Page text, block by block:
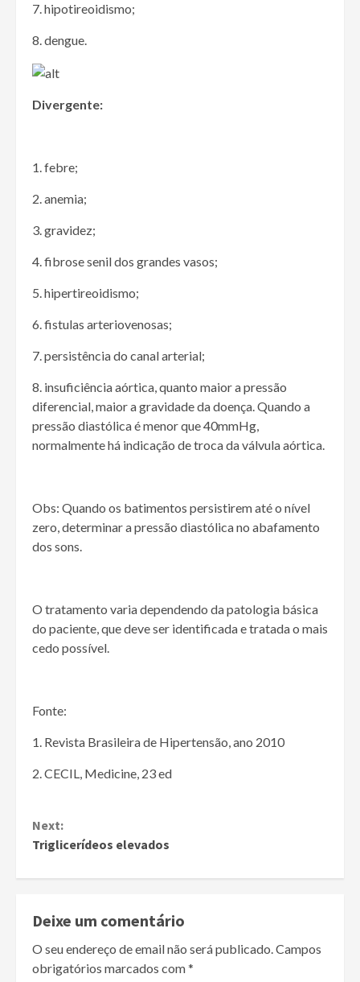
7. hipotireoidismo;
8. dengue.
Divergente:
1. febre;
2. anemia;
3. gravidez;
4. fibrose senil dos grandes vasos;
5. hipertireoidismo;
6. fistulas arteriovenosas;
7. persistência do canal arterial;
8. insuficiência aórtica, quanto maior a pressão
diferencial, maior a gravidade da doença. Quando a
pressão diastólica é menor que 40mmHg,
normalmente há indicação de troca da válvula aórtica.
Obs: Quando os batimentos persistirem até o nível
zero, determinar a pressão diastólica no abafamento
dos sons.
O tratamento varia dependendo da patologia básica
do paciente, que deve ser identificada e tratada o mais
cedo possível.
Fonte:
1. Revista Brasileira de Hipertensão, ano 2010
2. CECIL, Medicine, 23 ed
Continue
Reading
Next:
Triglicerídeos elevados
Deixe um comentário
O seu endereço de email não será publicado.Campos
obrigatórios marcados com*